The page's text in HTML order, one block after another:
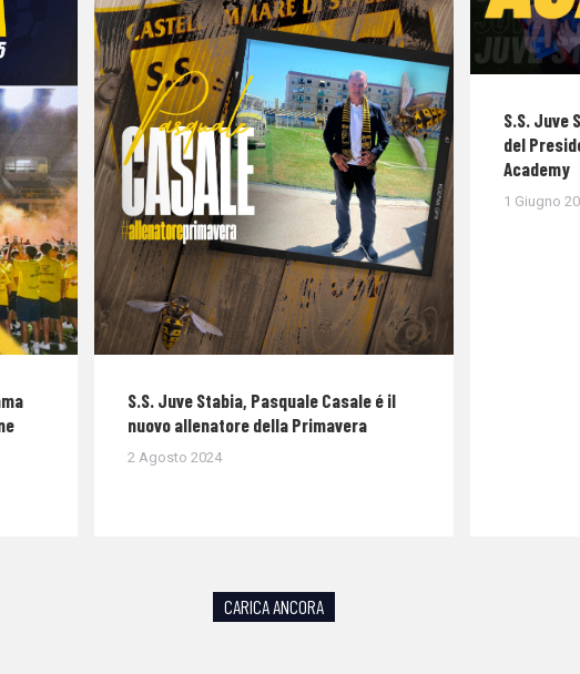
S.S. Juve Stabia, Pasquale Casale é il
nuovo allenatore della Primavera
2 Agosto 2024
S.S. Juve
del
Academy
1 Giugno
CARICA ANCORA